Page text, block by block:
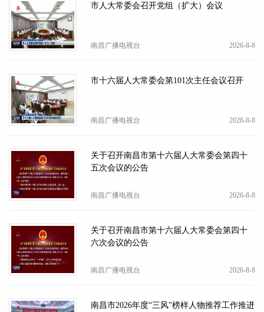
市人大常委会召开党组（扩大）会议
南昌广播电视台 2026-8-8
市十六届人大常委会第101次主任会议召开
南昌广播电视台 2026-8-8
关于召开南昌市第十六届人大常委会第四十
五次会议的公告
南昌广播电视台 2026-8-8
关于召开南昌市第十六届人大常委会第四十
六次会议的公告
南昌广播电视台 2026-8-8
南昌市2026年度“三风”榜样人物推荐工作推进